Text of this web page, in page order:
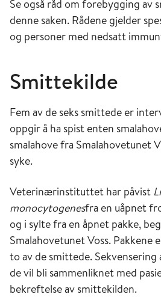
Se også råd om forebygging av
denne saken. Rådene gjelder
og personer med nedsatt
Smittekilde
Fem av de seks smittede er
oppgir å ha spist enten
smalahove fra Smalahovetunet
syke.
Veterinærinstituttet har påvist
monocytogenesfra en uåpnet
og i sylte fra en åpnet pakke,
Smalahovetunet Voss. Pakkene
to av de smittede. Sekvensering
de vil bli sammenliknet med
bekreftelse av smittekilden.